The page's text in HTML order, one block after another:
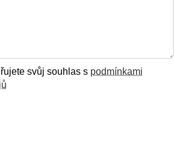
svůj souhlas s podmínkami